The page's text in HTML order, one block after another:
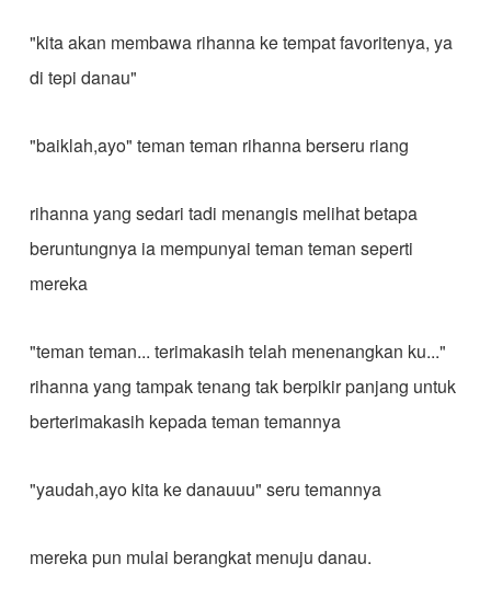
"kita akan membawa rihanna ke tempat favoritenya, ya
di tepi danau"
"baiklah,ayo" teman teman rihanna berseru riang
rihanna yang sedari tadi menangis melihat betapa
beruntungnya ia mempunyai teman teman seperti
mereka
"teman teman... terimakasih telah menenangkan ku..."
rihanna yang tampak tenang tak berpikir panjang untuk
berterimakasih kepada teman temannya
"yaudah,ayo kita ke danauuu" seru temannya
mereka pun mulai berangkat menuju danau.